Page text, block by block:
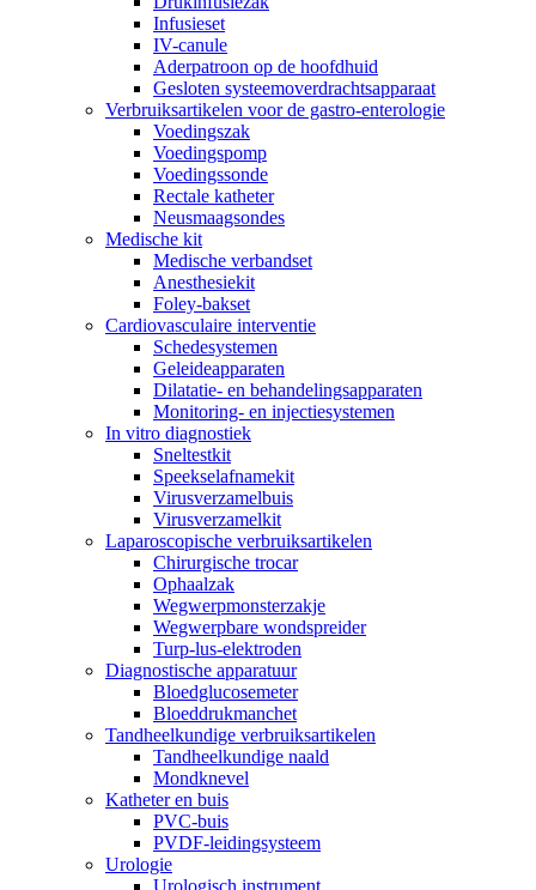
Infusieset
IV-canule
Aderpatroon op de hoofdhuid
Gesloten systeemoverdrachtsapparaat
Verbruiksartikelen voor de gastro-enterologie
Voedingszak
Voedingspomp
Voedingssonde
Rectale katheter
Neusmaagsondes
Medische kit
Medische verbandset
Anesthesiekit
Foley-bakset
Cardiovasculaire interventie
Schedesystemen
Geleideapparaten
Dilatatie- en behandelingsapparaten
Monitoring- en injectiesystemen
In vitro diagnostiek
Sneltestkit
Speekselafnamekit
Virusverzamelbuis
Virusverzamelkit
Laparoscopische verbruiksartikelen
Chirurgische trocar
Ophaalzak
Wegwerpmonsterzakje
Wegwerpbare wondspreider
Turp-lus-elektroden
Diagnostische apparatuur
Bloedglucosemeter
Bloeddrukmanchet
Tandheelkundige verbruiksartikelen
Tandheelkundige naald
Mondknevel
Katheter en buis
PVC-buis
PVDF-leidingsysteem
Urologie
Urologisch instrument